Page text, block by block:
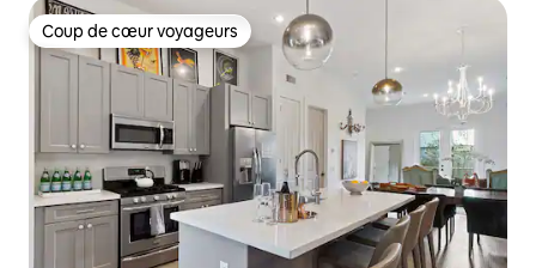
Coup de cœur voyageurs
Coup de cœur voyageurs